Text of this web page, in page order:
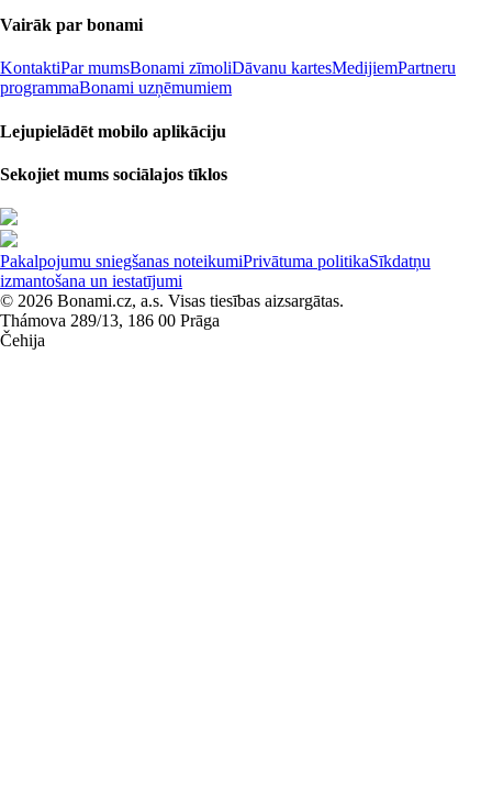
Vairāk par bonami
KontaktiPar mumsBonami zīmoliDāvanu kartesMedijiemPartneru
programmaBonami uzņēmumiem
Lejupielādēt mobilo aplikāciju
Sekojiet mums sociālajos tīklos
Pakalpojumu sniegšanas noteikumiPrivātuma politikaSīkdatņu
izmantošana un iestatījumi
© 2026 Bonami.cz, a.s. Visas tiesības aizsargātas.
Thámova 289/13, 186 00 Prāga
Čehija